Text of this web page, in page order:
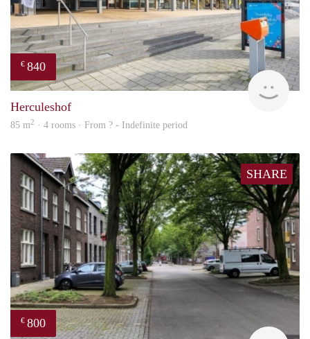
€ 840
Herculeshof
85 m2 · 4 rooms · From ? - Indefinite period
SHARE
€ 800